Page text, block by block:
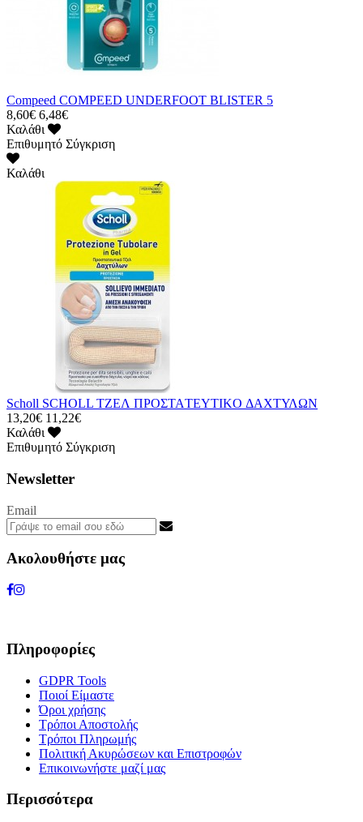
Compeed COMPEED UNDERFOOT BLISTER 5
8,60€ 6,48€
Καλάθι
Επιθυμητό Σύγκριση
Καλάθι
Scholl SCHOLL ΤΖΕΛ ΠΡΟΣΤΑTEYTIKO ΔΑΧΤΥΛΩΝ
13,20€ 11,22€
Καλάθι
Επιθυμητό Σύγκριση
Newsletter
Email
Ακολουθήστε μας
Πληροφορίες
GDPR Tools
Ποιοί Είμαστε
Όροι χρήσης
Τρόποι Αποστολής
Τρόποι Πληρωμής
Πολιτική Ακυρώσεων και Επιστροφών
Επικοινωνήστε μαζί μας
Περισσότερα